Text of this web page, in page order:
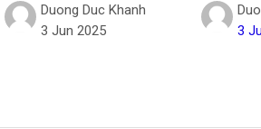
Duong Duc Khanh
3 Jun 2025
3